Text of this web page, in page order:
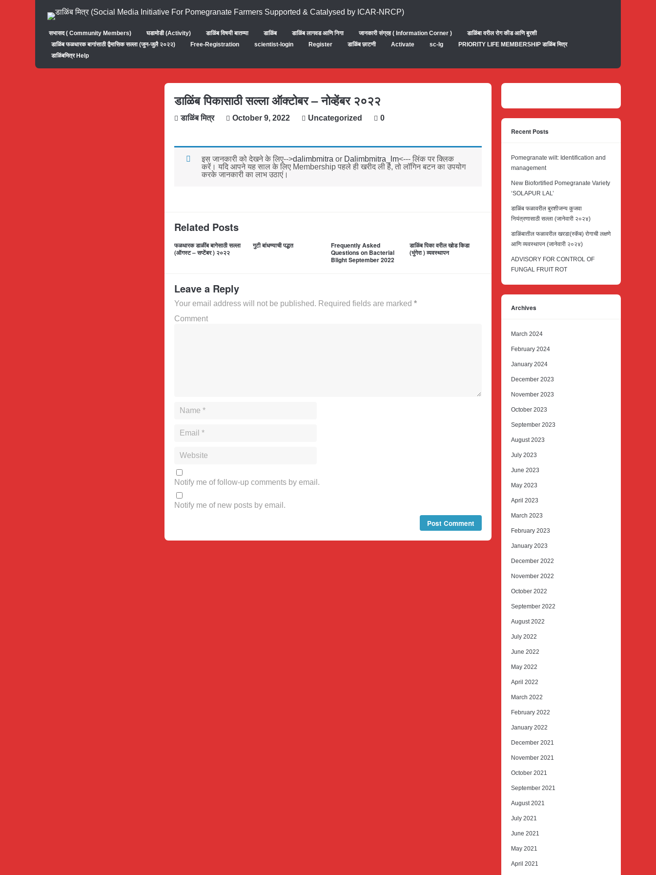
सभासद ( Community Members) घडामोडी (Activity) डाळिंब विषयी बातम्या डाळिंब डाळिंब लागवड आणि निगा जानकारी संग्रह ( Information Corner )
डाळिंबा वरील रोग कीड आणि बुरशी
डाळिंब फळधारक बागांसाठी द्वैमासिक सल्ला (जुन-जुलै २०२२)
Free-Registration scientist-login Register डाळिंब छाटणी Activate sc-lg
PRIORITY LIFE MEMBERSHIP डाळिंब मित्र
डाळिंबमित्र Help
डाळिंब पिकासाठी सल्ला ऑक्टोबर – नोव्हेंबर २०२२
डाळिंब मित्र October 9, 2022 Uncategorized 0
इस जानकारी को देखने के लिए-->dalimbmitra or Dalimbmitra_lm<--- लिंक पर क्लिक
करें। यदि आपने यह साल के लिए Membership पहले ही खरीद ली है, तो लॉगिन बटन का उपयोग
करके जानकारी का लाभ उठाएं।
Related Posts
फळधारक डाळींब बागेसाठी सल्ला
(ऑगस्ट – सप्टेंबर ) २०२२
गुटी बांधण्याची पद्धत
Frequently Asked
Questions on Bacterial
Blight September 2022
डाळिंब पिका वरील खोड किडा
(भुंगेरा ) व्यवस्थापन
Leave a Reply
Your email address will not be published. Required fields are marked *
Comment
Notify me of follow-up comments by email.
Notify me of new posts by email.
Recent Posts
Pomegranate wilt: Identification and
management
New Biofortified Pomegranate Variety
‘SOLAPUR LAL’
डाळिंब फळावरील बुरशीजन्य कुजवा
नियंत्रणासाठी सल्ला (जानेवारी २०२४)
डाळिंबातील फळावरील खरडा(स्कॅब) रोगाची लक्षणे
आणि व्यवस्थापन (जानेवारी २०२४)
ADVISORY FOR CONTROL OF
FUNGAL FRUIT ROT
Archives
March 2024
February 2024
January 2024
December 2023
November 2023
October 2023
September 2023
August 2023
July 2023
June 2023
May 2023
April 2023
March 2023
February 2023
January 2023
December 2022
November 2022
October 2022
September 2022
August 2022
July 2022
June 2022
May 2022
April 2022
March 2022
February 2022
January 2022
December 2021
November 2021
October 2021
September 2021
August 2021
July 2021
June 2021
May 2021
April 2021